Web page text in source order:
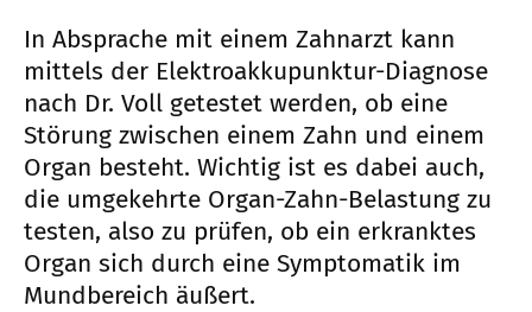
In Absprache mit einem Zahnarzt kann
mittels der Elektroakkupunktur-Diagnose
nach Dr. Voll getestet werden, ob eine
Störung zwischen einem Zahn und einem
Organ besteht. Wichtig ist es dabei auch,
die umgekehrte Organ-Zahn-Belastung zu
testen, also zu prüfen, ob ein erkranktes
Organ sich durch eine Symptomatik im
Mundbereich äußert.